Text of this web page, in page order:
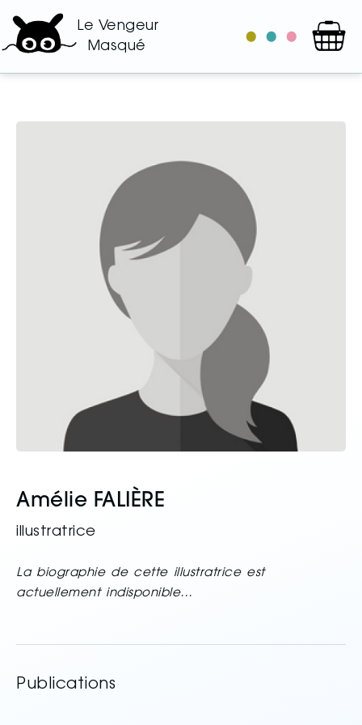
Le Vengeur
Masqué
le
les
les
Amélie FALIÈRE
illustratrice
La biographie de cette illustratrice est
actuellement indisponible…
Publications